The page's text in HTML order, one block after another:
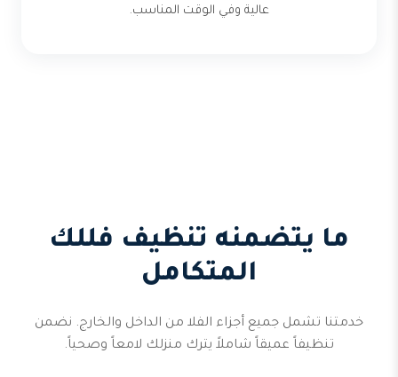
عالية وفي الوقت المناسب.
ما يتضمنه تنظيف فللك
المتكامل
خدمتنا تشمل جميع أجزاء الفلا من الداخل والخارج. نضمن
تنظيفاً عميقاً شاملاً يترك منزلك لامعاً وصحياً.